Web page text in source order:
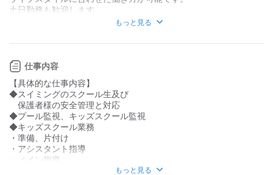
10代…3名
20代…10名
30代…10名
40代…10名
50代…5名
60代以上…5名
土日勤務も歓迎します。
￣￣￣￣￣￣￣￣￣￣￣￣￣￣￣
未経験の方も安心してスタートできます。
丁寧なサポートが受けられますよ
■多様な福利厚生
￣￣￣￣￣￣￣￣￣
個人ロッカーや制服貸与、
無料で施設利用が可能。
社員登用制度や忘年会もあり、
働きやすい環境が整っています。
もっと見る
仕事内容
【具体的な仕事内容】
◆スイミングのスクール生及び
保護者様の安全管理と対応
◆プール監視、キッズスクール監視
◆キッズスクール業務
・準備、片付け
・アシスタント指導
・メイン指導
もっと見る